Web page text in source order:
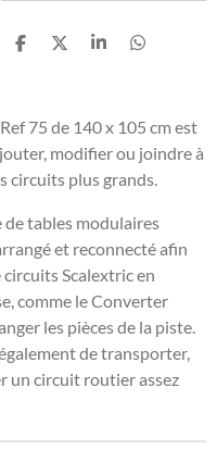
P
a
g
e
r
P
a
g
e
P
a
g
e
P
a
g
e
75 de 140 x 105 cm est
modifier ou joindre à
circuits plus grands.
de tables modulaires
et reconnecté afin
Scalextric en
comme le Converter
les pièces de la piste.
de transporter,
un circuit routier assez